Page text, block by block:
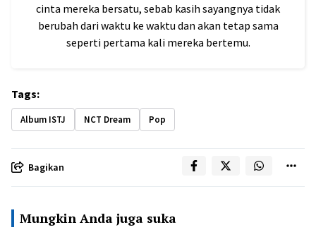
cinta mereka bersatu, sebab kasih sayangnya tidak
berubah dari waktu ke waktu dan akan tetap sama
seperti pertama kali mereka bertemu.
Tags:
Album ISTJ NCT Dream Pop
Bagikan
Mungkin Anda juga suka